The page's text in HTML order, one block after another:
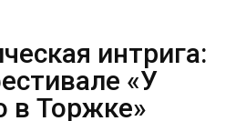
интрига:
«У
в Торжке»